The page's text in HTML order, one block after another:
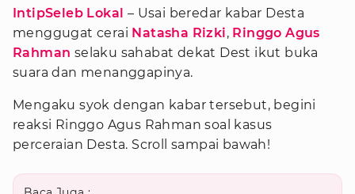
IntipSeleb Lokal – Usai beredar kabar Desta
menggugat cerai Natasha Rizki, Ringgo Agus
Rahman selaku sahabat dekat Dest ikut buka
suara dan menanggapinya.
Mengaku syok dengan kabar tersebut, begini
reaksi Ringgo Agus Rahman soal kasus
perceraian Desta. Scroll sampai bawah!